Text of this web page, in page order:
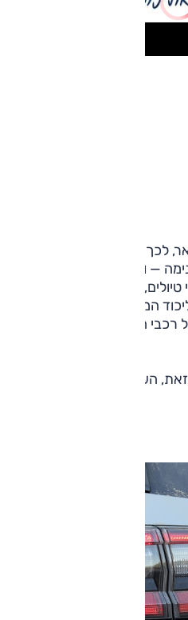
לכך שאנשים גילו את השטח.
— ואנשים רבים גילו שמדינת
אפשר לטייל שם כמעט
המשפחתי. מצב זה גרם לכך
רכבי השטח חצה את נקודת
השיקה סובארו ישראל את